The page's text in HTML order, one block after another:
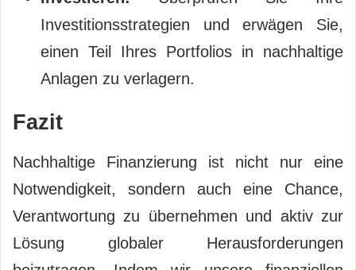
Investitionsstrategien und erwägen Sie,
einen Teil Ihres Portfolios in nachhaltige
Anlagen zu verlagern.
Fazit
Nachhaltige Finanzierung ist nicht nur eine
Notwendigkeit, sondern auch eine Chance,
Verantwortung zu übernehmen und aktiv zur
Lösung globaler Herausforderungen